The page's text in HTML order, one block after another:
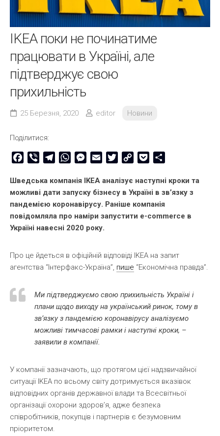
IKEA поки не починатиме
працювати в Україні, але
підтверджує свою
прихильність
25 Березня, 2020 editor Новини
Поділитися:
Facebook
Viber TelegramWhatsAppMessenger
Email TwitterCopy
Pocket
Шведська компанія IKEA аналізує наступні кроки та
можливі дати запуску бізнесу в Україні в зв’язку з
пандемією коронавірусу. Раніше компанія
повідомляла про наміри запустити e-commerce в
Україні навесні 2020 року.
Про це йдеться в офіційній відповіді IKEA на запит
агентства “Інтерфакс-Україна”, пише “Економічна правда”.
Ми підтверджуємо свою прихильність Україні і
плани щодо виходу на український ринок, тому в
зв’язку з пандемією коронавірусу аналізуємо
можливі тимчасові рамки і наступні кроки, –
заявили в компанії.
У компанії зазначають, що протягом цієї надзвичайної
ситуації IKEA по всьому світу дотримується вказівок
відповідних органів державної влади та Всесвітньої
організації охорони здоров’я, адже безпека
співробітників, покупців і партнерів є безумовним
пріоритетом.